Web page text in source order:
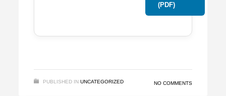
(PDF)
PUBLISHED IN UNCATEGORIZED NO COMMENTS